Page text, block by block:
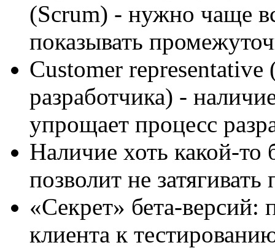
(Scrum) - нужно чаще
показывать
Customer representative
разработчика) -
упрощает процесс
Наличие хоть какой-то
позволит не
«Секрет» бета-версий:
клиента к